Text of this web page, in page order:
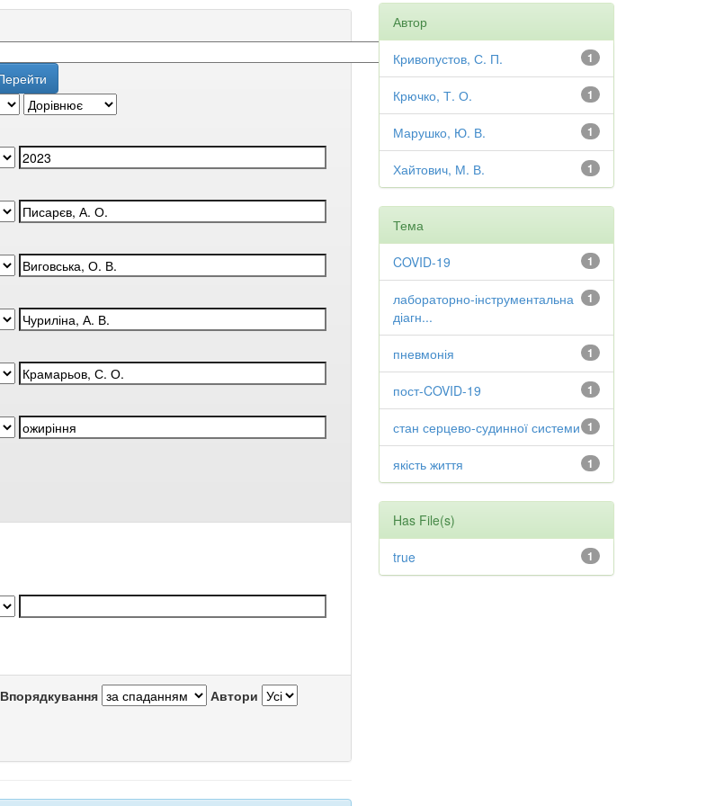
Впорядкування Автори
Автор
1
Кривопустов, С. П.
1
Крючко, Т. О.
1
Марушко, Ю. В.
1
Хайтович, М. В.
Тема
1
COVID-19
1
лабораторно-інструментальна
діагн...
1
пневмонія
1
пост-COVID-19
1
стан серцево-судинної системи
1
якість життя
Has File(s)
1
true